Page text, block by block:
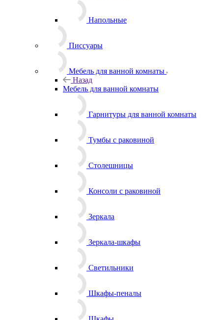
Напольные
Писсуары
Мебель для ванной комнаты
Назад
Мебель для ванной комнаты
Гарнитуры для ванной комнаты
Тумбы с раковиной
Столешницы
Консоли с раковиной
Зеркала
Зеркала-шкафы
Светильники
Шкафы-пеналы